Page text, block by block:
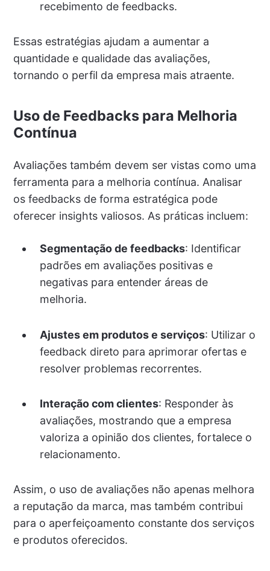
recebimento de feedbacks.
Essas estratégias ajudam a aumentar a
quantidade e qualidade das avaliações,
tornando o perfil da empresa mais atraente.
Uso de Feedbacks para Melhoria
Contínua
Avaliações também devem ser vistas como uma
ferramenta para a melhoria contínua. Analisar
os feedbacks de forma estratégica pode
oferecer insights valiosos. As práticas incluem:
Segmentação de feedbacks: Identificar
padrões em avaliações positivas e
negativas para entender áreas de
melhoria.
Ajustes em produtos e serviços: Utilizar o
feedback direto para aprimorar ofertas e
resolver problemas recorrentes.
Interação com clientes: Responder às
avaliações, mostrando que a empresa
valoriza a opinião dos clientes, fortalece o
relacionamento.
Assim, o uso de avaliações não apenas melhora
a reputação da marca, mas também contribui
para o aperfeiçoamento constante dos serviços
e produtos oferecidos.